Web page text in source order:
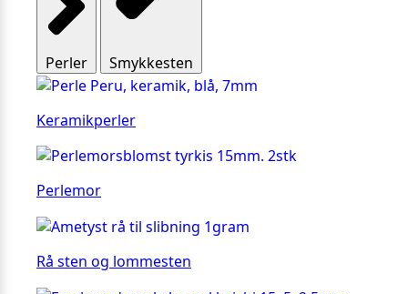
Perler Smykkesten
Keramikperler
Perlemor
Rå sten og lommesten